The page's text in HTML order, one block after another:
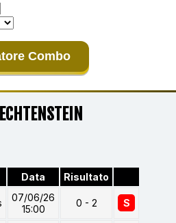
Combo
Data
Risultato
07/06/26
15:00
0 - 2 S